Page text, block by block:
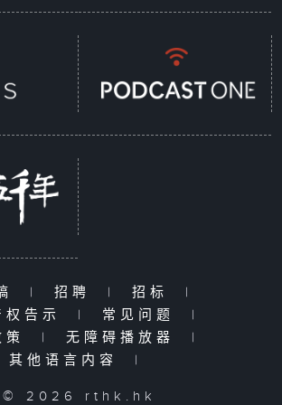
| 招聘 | 招标
|
权告示
| 常见问题
|
策
| 无障碍播放器
|
其他语言内容
|
© 2026 rthk.hk